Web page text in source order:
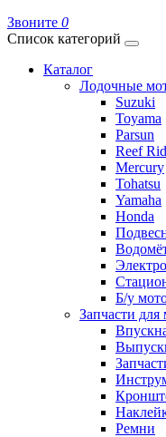
Звоните 0
Список категорий
Каталог
Лодочные
Suzuki
Toyama
Parsun
Reef
Mercury
Tohatsu
Yamaha
Honda
Б/у
Запчасти для
Ремни